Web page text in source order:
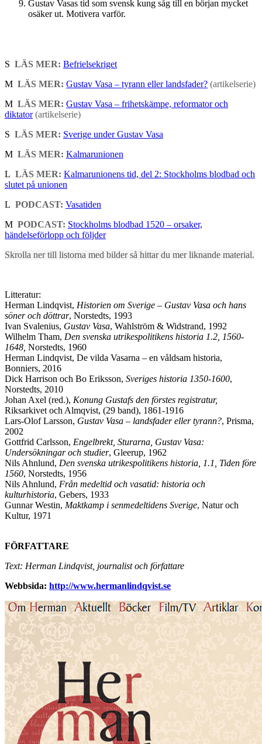
Gustav Vasas tid som svensk kung såg till en början mycket
osäker ut. Motivera varför.
S LÄS MER: Befrielsekriget
M LÄS MER: Gustav Vasa – tyrann eller landsfader? (artikelserie)
M LÄS MER: Gustav Vasa – frihetskämpe, reformator och
diktator (artikelserie)
S LÄS MER: Sverige under Gustav Vasa
M LÄS MER: Kalmarunionen
L LÄS MER: Kalmarunionens tid, del 2: Stockholms blodbad och
slutet på unionen
L PODCAST: Vasatiden
M PODCAST: Stockholms blodbad 1520 – orsaker,
händelseförlopp och följder
Skrolla ner till listorna med bilder så hittar du mer liknande material.
Litteratur:
Herman Lindqvist, Historien om Sverige – Gustav Vasa och hans
söner och döttrar, Norstedts, 1993
Ivan Svalenius, Gustav Vasa, Wahlström & Widstrand, 1992
Wilhelm Tham, Den svenska utrikespolitikens historia 1.2, 1560-
1648, Norstedts, 1960
Herman Lindqvist, De vilda Vasarna – en våldsam historia,
Bonniers, 2016
Dick Harrison och Bo Eriksson, Sveriges historia 1350-1600,
Norstedts, 2010
Johan Axel (red.), Konung Gustafs den förstes registratur,
Riksarkivet och Almqvist, (29 band), 1861-1916
Lars-Olof Larsson, Gustav Vasa – landsfader eller tyrann?, Prisma,
2002
Gottfrid Carlsson, Engelbrekt, Sturarna, Gustav Vasa:
Undersökningar och studier, Gleerup, 1962
Nils Ahnlund, Den svenska utrikespolitikens historia, 1.1, Tiden före
1560, Norstedts, 1956
Nils Ahnlund, Från medeltid och vasatid: historia och
kulturhistoria, Gebers, 1933
Gunnar Westin, Maktkamp i senmedeltidens Sverige, Natur och
Kultur, 1971
FÖRFATTARE
Text: Herman Lindqvist, journalist och författare
Webbsida: http://www.hermanlindqvist.se